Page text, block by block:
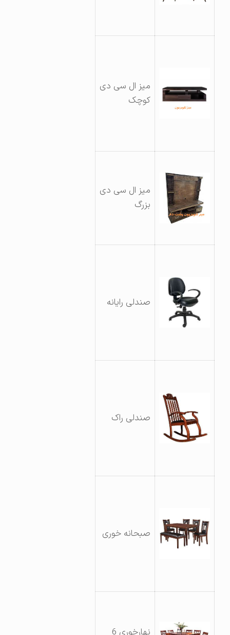
میز ال سی دی
کوچک
میز ال سی دی
صندلی رایانه
صندلی راک
صبحانه خوری
نهارخوری 6